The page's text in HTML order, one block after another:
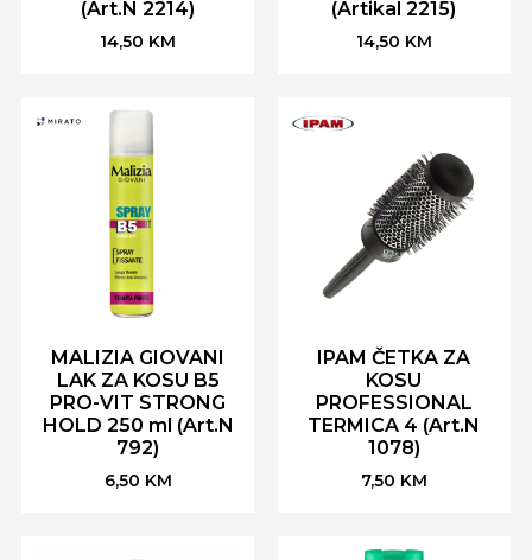
(Art.N 2214)
14,50 KM
(Artikal 2215)
14,50 KM
MALIZIA GIOVANI
LAK ZA KOSU B5
PRO-VIT STRONG
HOLD 250 ml (Art.N
792)
6,50 KM
IPAM ČETKA ZA
KOSU
PROFESSIONAL
TERMICA 4 (Art.N
1078)
7,50 KM